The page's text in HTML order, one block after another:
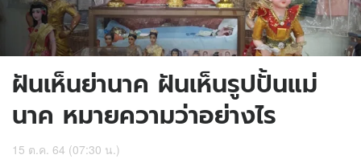
ฝันเห็นย่านาค ฝันเห็นรูปปั้นแม่
นาค หมายความว่าอย่างไร
15 ต.ค. 64 (07:30 น.)